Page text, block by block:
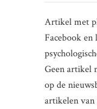
Artikel met
Facebook
Geen artikel
op de
artikelen van